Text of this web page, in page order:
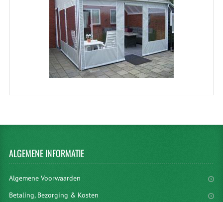
ALGEMENEINFORMATIE
Algemene Voorwaarden
Betaling, Bezorging & Kosten